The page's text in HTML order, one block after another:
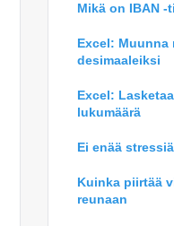
Mikä on IBAN -
Excel:
desimaaleiksi
Excel:
lukumäärä
Ei enää
Kuinka piirtää
reunaan